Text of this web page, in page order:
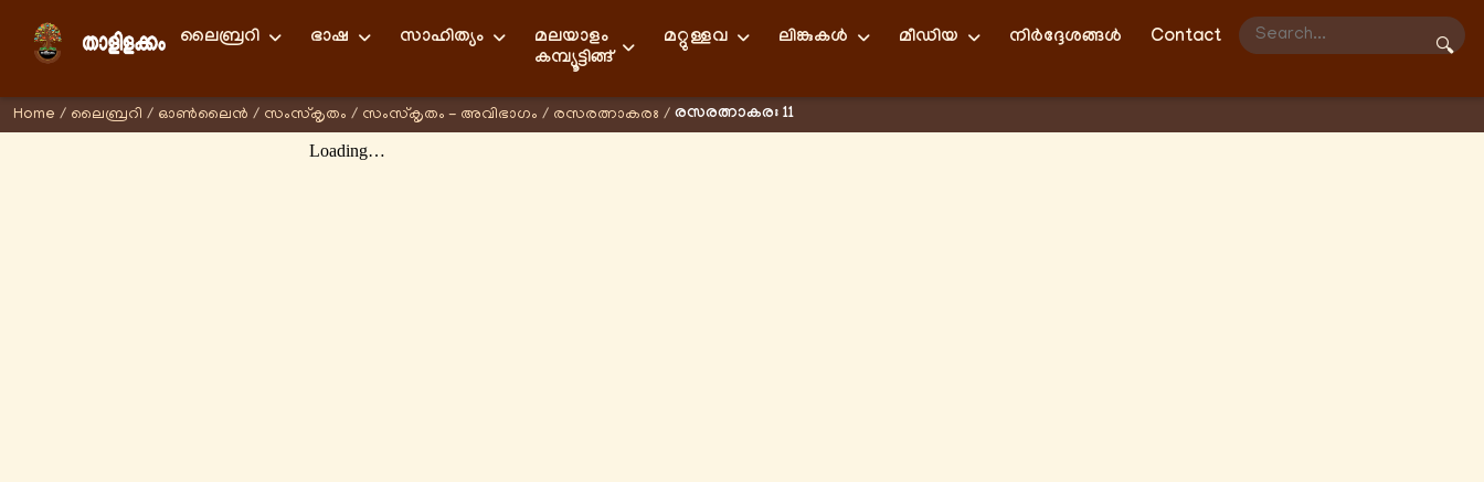
ലൈബ്രറി ഭാഷ സാഹിത്യം
മലയാളം
കമ്പ്യൂട്ടിങ്ങ്
മറ്റുള്ളവ ലിങ്കുകള്‍ മീഡിയ നിർദ്ദേശങ്ങൾ Contact
🔍
Home / ലൈബ്രറി / ഓണ്‍ലൈന്‍ / സംസ്കൃതം / സംസ്കൃതം - അവിഭാഗം / രസരത്നാകരഃ / രസരത്നാകരഃ 11